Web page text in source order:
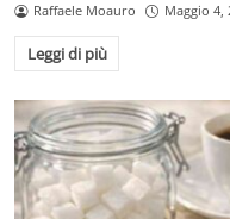
Raffaele Moauro Maggio 4,
Leggi di più